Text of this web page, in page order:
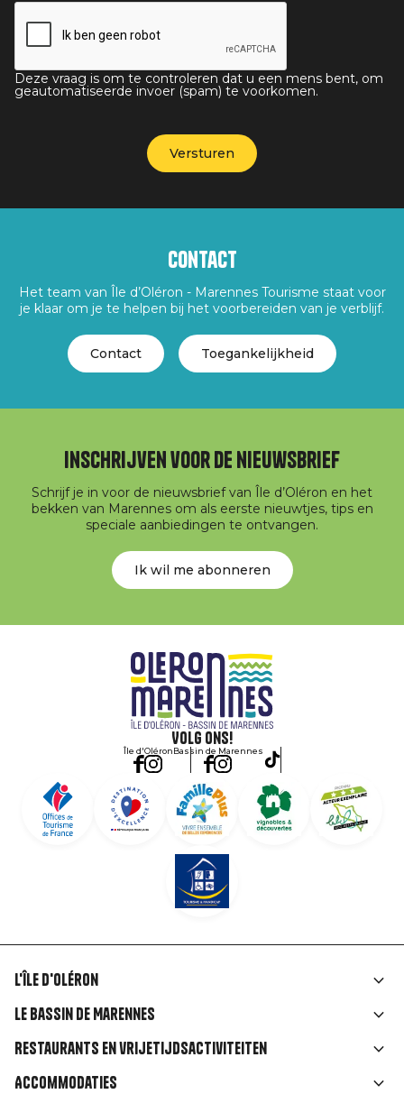
Deze vraag is om te controleren dat u een mens bent, om
geautomatiseerde invoer (spam) te voorkomen.
Contact
Het team van Île d’Oléron - Marennes Tourisme staat voor
je klaar om je te helpen bij het voorbereiden van je verblijf.
Contact Toegankelijkheid
Inschrijven voor de nieuwsbrief
Schrijf je in voor de nieuwsbrief van Île d’Oléron en het
bekken van Marennes om als eerste nieuwtjes, tips en
speciale aanbiedingen te ontvangen.
Ik wil me abonneren
Volg ons!
Île d'OléronBassin de Marennes
Liens
rubriques
L'île d'Oléron
Le Bassin de Marennes
Restaurants en vrijetijdsactiviteiten
Accommodaties